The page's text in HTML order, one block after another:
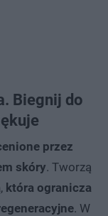
Biegnij do
przez
skóry. Tworzą
, która ogranicza
. W